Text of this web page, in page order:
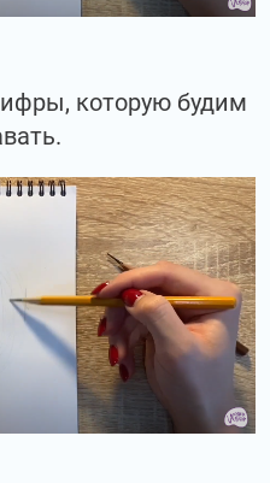
которую будим